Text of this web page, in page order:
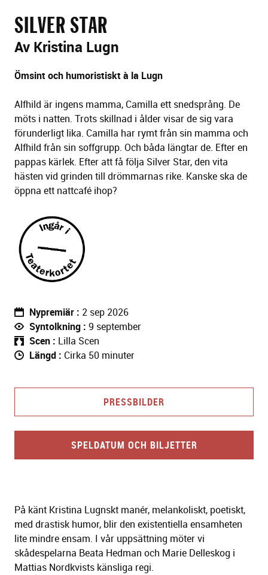
SILVER STAR
Av Kristina Lugn
Ömsint och humoristiskt à la Lugn
Alfhild är ingens mamma, Camilla ett snedsprång. De
möts i natten. Trots skillnad i ålder visar de sig vara
förunderligt lika. Camilla har rymt från sin mamma och
Alfhild från sin soffgrupp. Och båda längtar de. Efter en
pappas kärlek. Efter att få följa Silver Star, den vita
hästen vid grinden till drömmarnas rike. Kanske ska de
öppna ett nattcafé ihop?
Nypremiär
2 sep 2026
Syntolkning 9 september
Scen
Lilla Scen
Längd
Cirka 50 minuter
PRESSBILDER
SPELDATUM OCH BILJETTER
På känt Kristina Lugnskt manér, melankoliskt, poetiskt,
med drastisk humor, blir den existentiella ensamheten
lite mindre ensam. I vår uppsättning möter vi
skådespelarna Beata Hedman och Marie Delleskog i
Mattias Nordkvists känsliga regi.